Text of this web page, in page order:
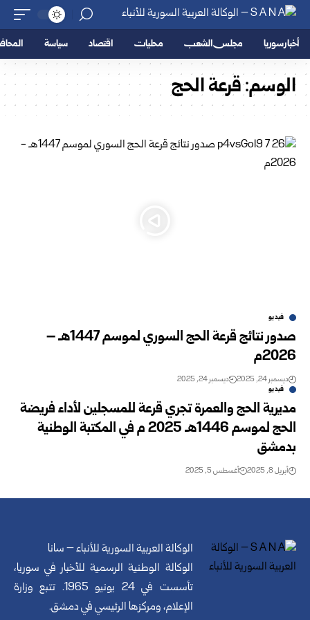
أخبار سوريا مجلس الشعب محليات اقتصاد سياسة
الوسم:قرعة الحج
فيديو
صدور نتائج قرعة الحج السوري لموسم 1447هـ –
2026م
ديسمبر 24, 2025 ديسمبر 24, 2025
فيديو
مديرية الحج والعمرة تجري قرعة للمسجلين لأداء فريضة
الحج ‏لموسم 1446هـ 2025 م في المكتبة الوطنية
بدمشق
أبريل 8, 2025 أغسطس 5, 2025
الوكالة العربية السورية للأنباء – سانا
الوكالة الوطنية الرسمية للأخبار في سوريا،
تأسست في 24 يونيو 1965. تتبع وزارة
الإعلام، ومركزها الرئيسي في دمشق.